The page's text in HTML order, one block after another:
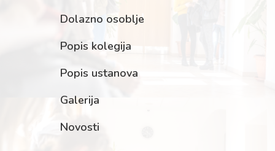
Dolazno osoblje
Popis kolegija
Popis ustanova
Galerija
Novosti